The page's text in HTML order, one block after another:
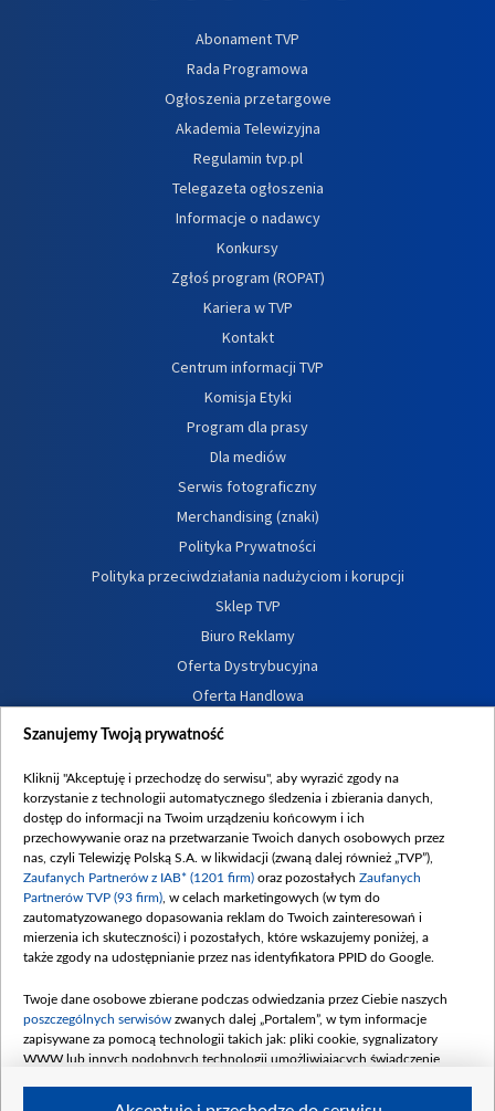
Abonament TVP
Rada Programowa
Ogłoszenia przetargowe
Akademia Telewizyjna
Regulamin tvp.pl
Telegazeta ogłoszenia
Informacje o nadawcy
Konkursy
Zgłoś program (ROPAT)
Kariera w TVP
Kontakt
Centrum informacji TVP
Komisja Etyki
Program dla prasy
Dla mediów
Serwis fotograficzny
Merchandising (znaki)
Polityka Prywatności
Polityka przeciwdziałania nadużyciom i korupcji
Sklep TVP
Biuro Reklamy
Oferta Dystrybucyjna
Oferta Handlowa
Dostępność
Procedura zgłoszeń wewnętrznych
Szanujemy Twoją prywatność
Kliknij "Akceptuję i przechodzę do serwisu", aby wyrazić zgody na
korzystanie z technologii automatycznego śledzenia i zbierania danych,
dostęp do informacji na Twoim urządzeniu końcowym i ich
przechowywanie oraz na przetwarzanie Twoich danych osobowych przez
nas, czyli Telewizję Polską S.A. w likwidacji (zwaną dalej również „TVP”),
Zaufanych Partnerów z IAB* (1201 firm) oraz pozostałych Zaufanych
Partnerów TVP (93 firm) , w celach marketingowych (w tym do
zautomatyzowanego dopasowania reklam do Twoich zainteresowań i
mierzenia ich skuteczności) i pozostałych, które wskazujemy poniżej, a
także zgody na udostępnianie przez nas identyfikatora PPID do Google.
Twoje dane osobowe zbierane podczas odwiedzania przez Ciebie naszych
poszczególnych serwisów zwanych dalej „Portalem”, w tym informacje
zapisywane za pomocą technologii takich jak: pliki cookie, sygnalizatory
WWW lub innych podobnych technologii umożliwiających świadczenie